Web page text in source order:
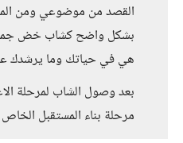
القصد من موضوعي ومن
بشكل واضح كشاب خض جميع
هي في حياتك وما يرشدك
بعد وصول الشاب لمرحلة
مرحلة بناء المستقبل